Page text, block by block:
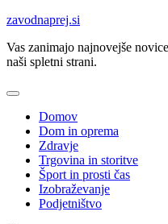
Skip
content
zavodnaprej.si
Vas zanimajo najnovejše
naši spletni strani.
Domov
Dom in oprema
Zdravje
Trgovina in storitve
Šport in prosti čas
Izobraževanje
Podjetništvo